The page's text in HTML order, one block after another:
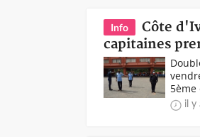
Info
Côte
capitaines
5ème
il y